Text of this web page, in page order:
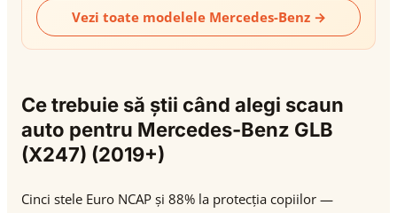
Vezi toate modelele Mercedes-Benz →
Ce trebuie să știi când alegi scaun
auto pentru Mercedes-Benz GLB
(X247) (2019+)
Cinci stele Euro NCAP și 88% la protecția copiilor —